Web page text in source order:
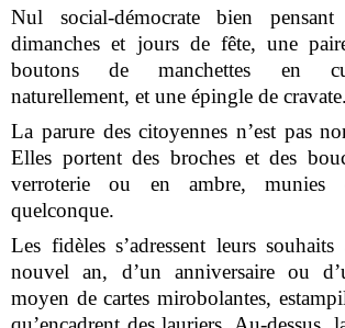
Nul social-démocrate bien
dimanches et jours de fête, une
boutons de manchettes en
naturellement, et une épingle de cravate.
La parure des citoyennes n’est pas
Elles portent des broches et des
verroterie ou en ambre, munies
quelconque.
Les fidèles s’adressent leurs
nouvel an, d’un anniversaire ou
moyen de cartes mirobolantes,